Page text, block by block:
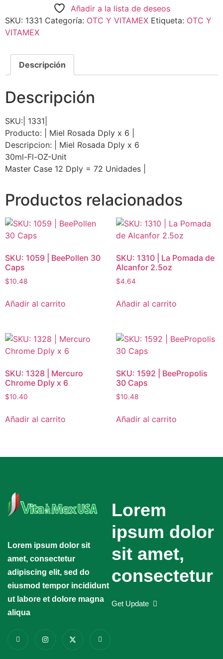
Añadir a la lista de deseos
SKU: 1331 Categoría: OTC Y VITAMEX Etiqueta: OTC Y
VITAMEX
Descripción
Descripción
SKU:| 1331|
Producto: | Miel Rosada Dply x 6 |
Descripcion: | Miel Rosada Dply x 6
30ml-Fl-OZ-Unit
Master Case 12 Dply = 72 Unidades |
Productos relacionados
SKU: 1059 | BeePollen 30
Caps
$10.48
Añadir al carrito
SKU: 1310 | La Pomada de
Alcanfor 2.5oz
$4.64
Añadir al carrito
SKU: 1328 | Mercuro
Chrome Dply x 6
$10.40
Añadir al carrito
SKU: 1592 | BeePropolis
30 Caps
$10.48
Añadir al carrito
Lorem ipsum dolor sit
amet, consectetur
adipiscing elit, sed do
eiusmod tempor incididunt
ut labore et dolore magna
aliqua
Lorem
ipsum dolor
sit amet,
consectetur
Get Update